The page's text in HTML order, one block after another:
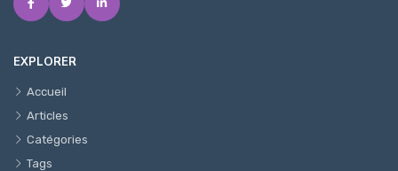
EXPLORER
Accueil
Articles
Catégories
Tags